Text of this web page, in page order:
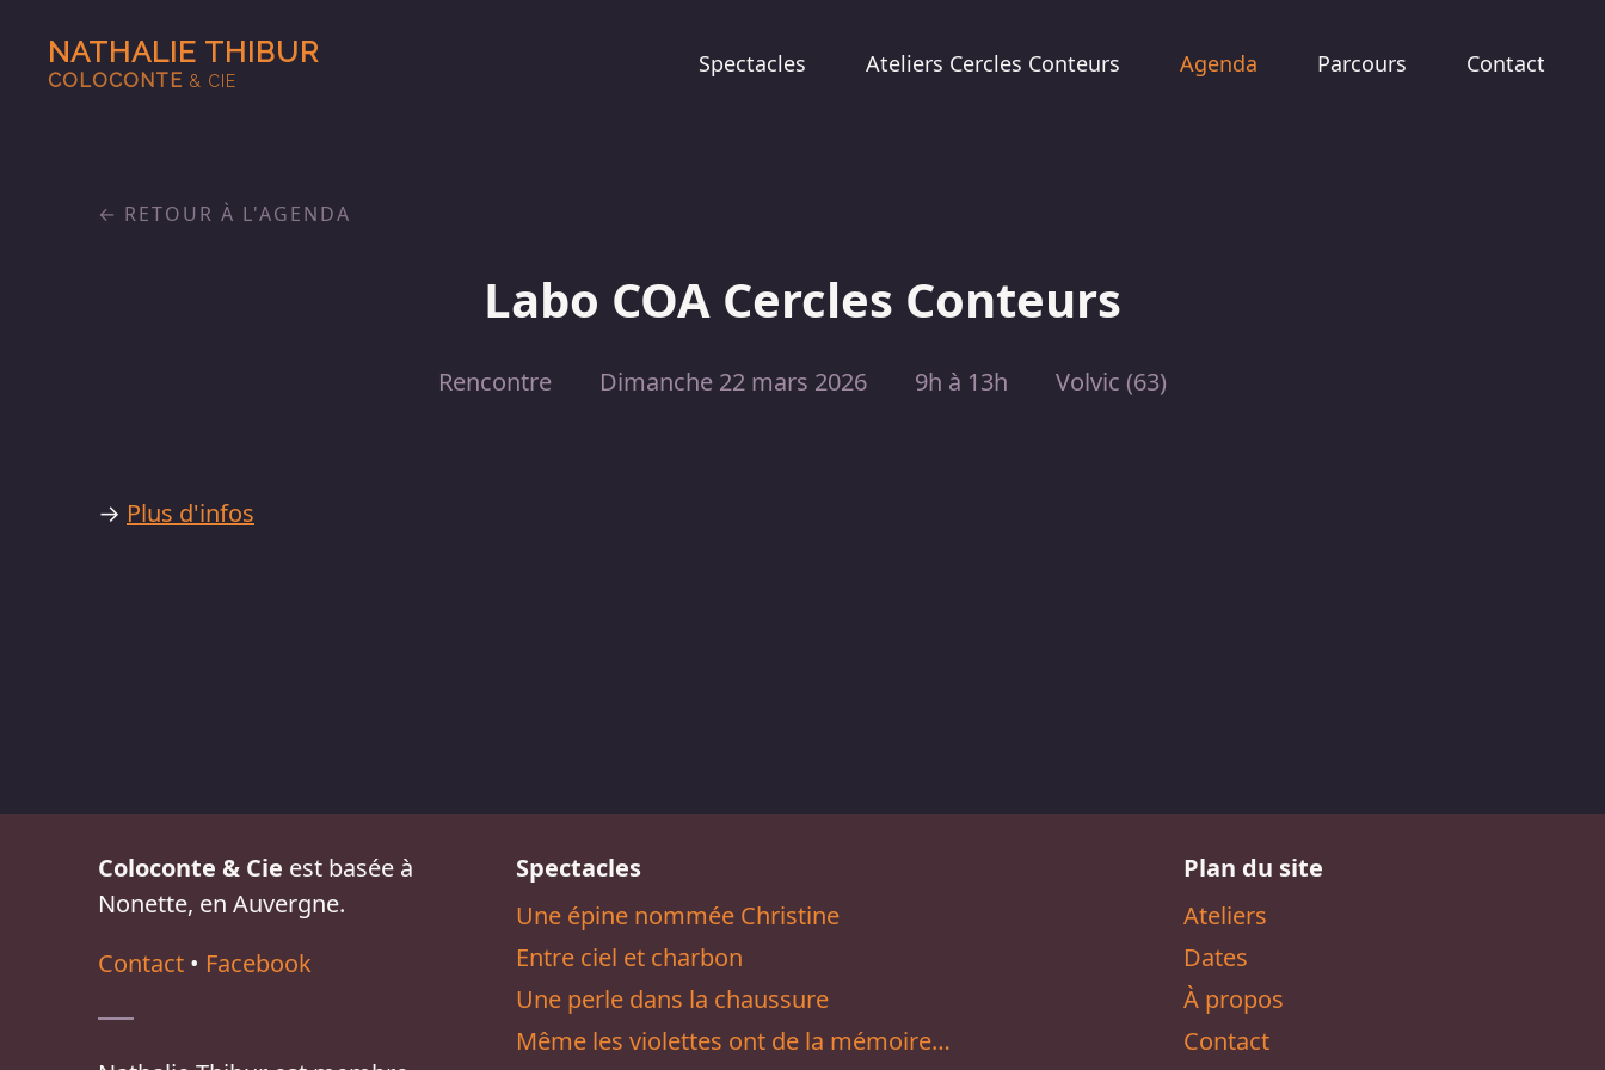
NATHALIE THIBUR
COLOCONTE & CIE
Spectacles Ateliers Cercles Conteurs Agenda Parcours Contact
Labo COA Cercles Conteurs
Rencontre Dimanche 22 mars 2026 9h à 13h Volvic (63)
RETOUR À L'AGENDA
→ Plus d'infos
Coloconte & Cie est basée à
Nonette, en Auvergne.
Contact • Facebook
Spectacles
Une épine nommée Christine
Entre ciel et charbon
Une perle dans la chaussure
Même les violettes ont de la mémoire…
Plan du site
Ateliers
Dates
À propos
Contact